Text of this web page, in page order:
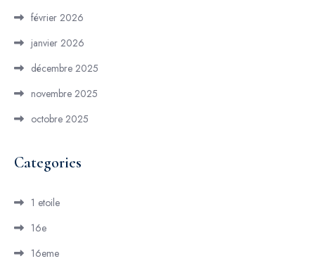
février 2026
janvier 2026
décembre 2025
novembre 2025
octobre 2025
Categories
1 etoile
16e
16eme